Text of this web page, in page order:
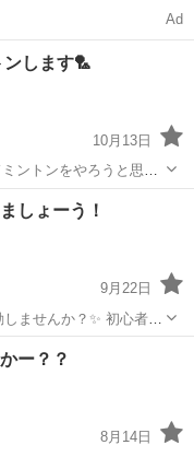
Ad
します🏸
10月13日
ントンをやろうと思っ
心者の方やブランクの
ン ブランク
しょーう！
9月22日
ませんか？✨ 初心者で
運動不足解消したい人
声かけてください🤞🌼
トン
ー？？
8月14日